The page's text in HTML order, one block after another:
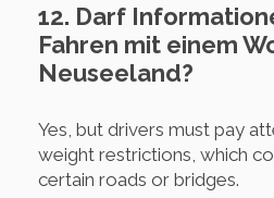
12. Darf
Fahren mit einem
Neuseeland?
Yes, but drivers must pay
weight restrictions, which
certain roads or bridges.